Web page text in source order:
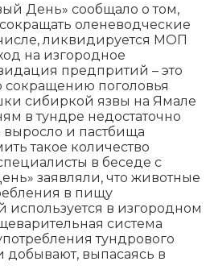
День» сообщало о том,
оленеводческие
ликвидируется МОП
на изгородное
предпритий – это
поголовья
сибиркой язвы на Ямале
в тундре недостаточно
выросло и пастбища
такое количество
в беседе с
заявляли, что животные
в пищу
используется в изгородном
система
тундрового
добывают, выпасаясь в